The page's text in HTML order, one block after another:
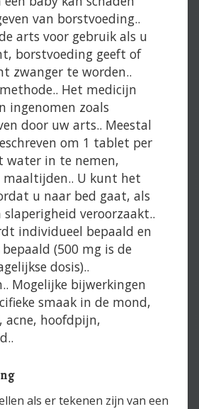
van borstvoeding..
arts voor gebruik als u
borstvoeding geeft of
zwanger te worden..
Het medicijn
ingenomen zoals
door uw arts.. Meestal
om 1 tablet per
water in te nemen,
maaltijden.. U kunt het
u naar bed gaat, als
veroorzaakt..
individueel bepaald en
(500 mg is de
dosis)..
Mogelijke bijwerkingen
smaak in de mond,
acne, hoofdpijn,
als er tekenen zijn van een